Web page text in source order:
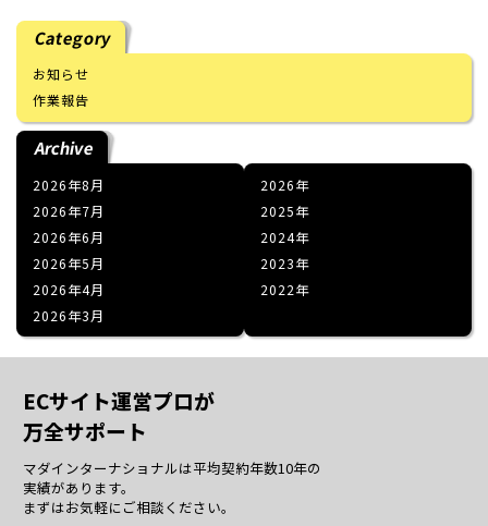
Category
お知らせ
作業報告
Archive
2026年8月
2026年7月
2026年6月
2026年5月
2026年4月
2026年3月
2026
2025
2024
2023
2022
ECサイト運営プロが
万全サポート
マダインターナショナルは平均契約年数10年の
実績があります。
まずはお気軽にご相談ください。